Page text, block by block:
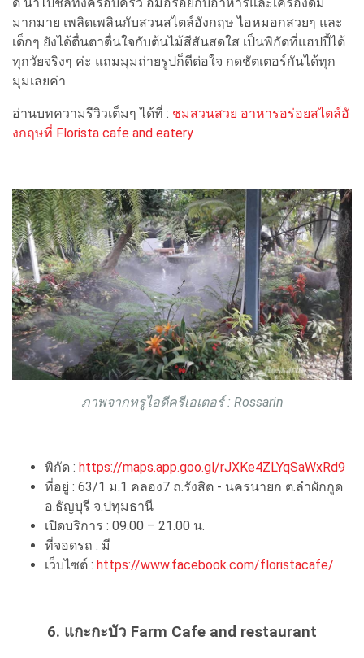
มากมาย เพลิดเพลินกับสวนสไตล์อังกฤษ ไอหมอกสวยๆ และ
เด็กๆ ยังได้ตื่นตาตื่นใจกับต้นไม้สีสันสดใส เป็นพิกัดที่แฮปปี้ได้
ทุกวัยจริงๆ ค่ะ แถมมุมถ่ายรูปก็ดีต่อใจ กดชัตเตอร์กันได้ทุก
มุมเลยค่า
อ่านบทความรีวิวเต็มๆ ได้ที่ : ชมสวนสวย อาหารอร่อยสไตล์อั
งกฤษที่ Florista cafe and eatery
ภาพจากทรูไอดีครีเอเตอร์ : Rossarin
พิกัด : https://maps.app.goo.gl/rJXKe4ZLYqSaWxRd9
ที่อยู่ : 63/1 ม.1 คลอง7 ถ.รังสิต - นครนายก ต.ลำผักกูด
อ.ธัญบุรี จ.ปทุมธานี
เปิดบริการ : 09.00 – 21.00 น.
ที่จอดรถ : มี
เว็บไซต์ : https://www.facebook.com/floristacafe/
6. แกะกะบัว Farm Cafe and restaurant